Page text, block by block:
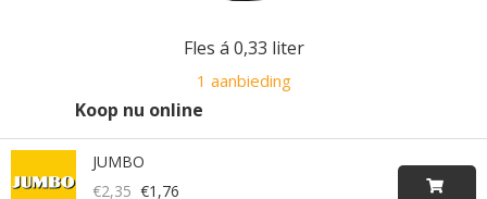
Fles á 0,33 liter
1 aanbieding
Koop nu online
JUMBO
€2,35 €1,76